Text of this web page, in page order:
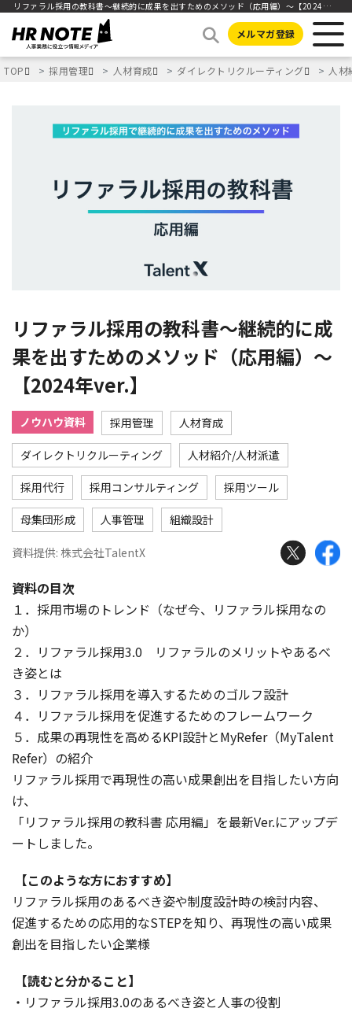
リファラル採用の教科書～継続的に成果を出すためのメソッド（応用編）～【2024年ver.】
メルマガ登録
TOP 採用管理 人材育成 ダイレクトリクルーティング 人
リファラル採用の教科書～継続的に成
果を出すためのメソッド（応用編）～
【2024年ver.】
ノウハウ資料 採用管理 人材育成
ダイレクトリクルーティング 人材紹介/人材派遣
採用代行 採用コンサルティング 採用ツール
母集団形成 人事管理 組織設計
資料提供: 株式会社TalentX
資料の目次
１．採用市場のトレンド（なぜ今、リファラル採用なの
か）
２．リファラル採用3.0 リファラルのメリットやあるべ
き姿とは
３．リファラル採用を導入するためのゴルフ設計
４．リファラル採用を促進するためのフレームワーク
５．成果の再現性を高めるKPI設計とMyRefer（MyTalent
Refer）の紹介
リファラル採用で再現性の高い成果創出を目指したい方向
け、
「リファラル採用の教科書 応用編」を最新Ver.にアップデ
ートしました。
【このような方におすすめ】
リファラル採用のあるべき姿や制度設計時の検討内容、
促進するための応用的なSTEPを知り、再現性の高い成果
創出を目指したい企業様
【読むと分かること】
・リファラル採用3.0のあるべき姿と人事の役割